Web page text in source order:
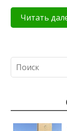
Читать